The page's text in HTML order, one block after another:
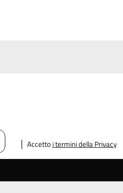
Accettoi termini della Privacy